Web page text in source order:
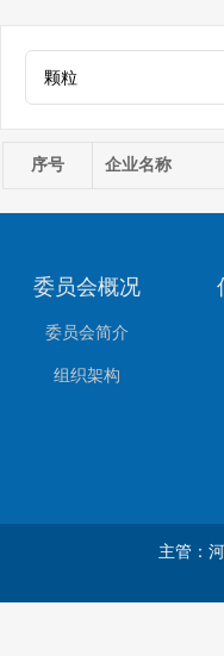
序号 企业名称
委员会概况
委员会简介
组织架构
主管：